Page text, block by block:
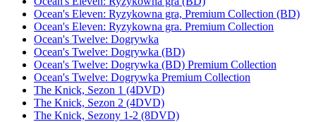
Ocean's Eleven: Ryzykowna gra, Premium Collection (BD)
Ocean's Eleven: Ryzykowna gra. Premium Collection
Ocean's Twelve: Dogrywka
Ocean's Twelve: Dogrywka (BD)
Ocean's Twelve: Dogrywka (BD) Premium Collection
Ocean's Twelve: Dogrywka Premium Collection
The Knick, Sezon 1 (4DVD)
The Knick, Sezon 2 (4DVD)
The Knick, Sezony 1-2 (8DVD)